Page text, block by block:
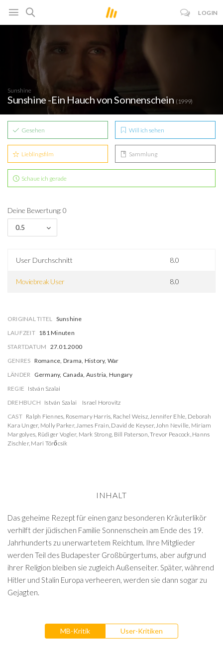
LOGIN
Sunshine
Sunshine -Ein Hauch von Sonnenschein (1999)
Gesehen Will ich sehen
Lieblingsfilm Sammlung
Schaue ich gerade
Deine Bewertung: 0
0.5
User Durchschnitt 8.0
Moviebreak User 8.0
ORIGINAL TITEL Sunshine
LAUFZEIT 181 Minuten
STARTDATUM 27.01.2000
GENRES Romance, Drama, History, War
LÄNDER Germany, Canada, Austria, Hungary
REGIE István Szalai
DREHBUCH István Szalai
Israel Horovitz
CAST Ralph Fiennes, Rosemary Harris, Rachel Weisz,Jennifer Ehle, Deborah
Kara Unger, Molly Parker,James Frain, David de Keyser,John Neville, Miriam
Margolyes, Rüdiger Vogler, Mark Strong, Bill Paterson,Trevor Peacock, Hanns
Zischler, Mari Törőcsik
INHALT
Das geheime Rezept für einen ganz besonderen Kräuterlikör
verhilft der jüdischen Familie Sonnenschein am Ende des 19.
Jahrhunderts zu unerwartetem Reichtum. Ihre Mitglieder
werden Teil des Budapester Großbürgertums, aber aufgrund
ihrer Religion bleiben sie zugleich Außenseiter. Später, während
Hitler und Stalin Europa verheeren, werden sie dann sogar zu
Gejagten.
MB-Kritik User-Kritiken